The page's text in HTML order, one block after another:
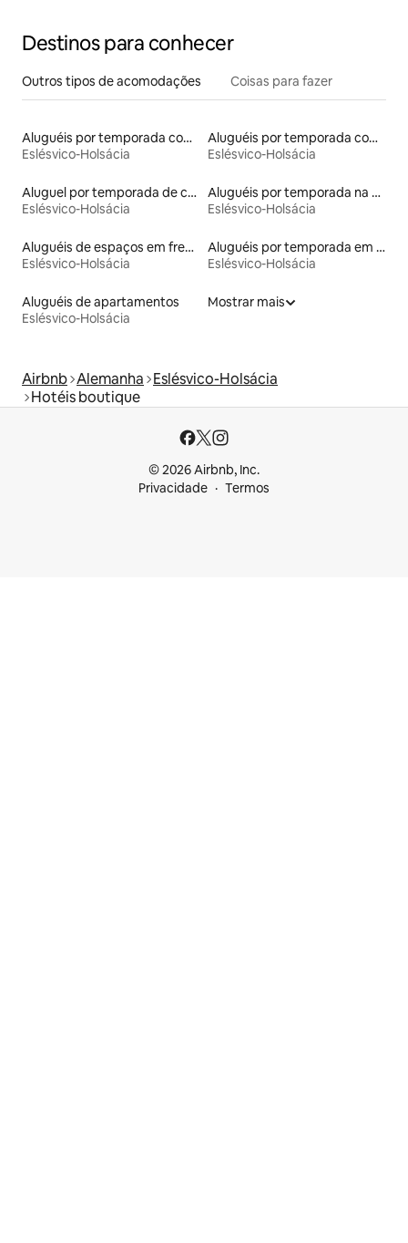
Destinos para conhecer
Outros tipos de acomodações Coisas para fazer
Aluguéis por temporada com cama de altura acessível
Eslésvico-Holsácia
Aluguéis por temporada com caiaque
Eslésvico-Holsácia
Aluguel por temporada de cabanas de pastor
Eslésvico-Holsácia
Aluguéis por temporada na orla
Eslésvico-Holsácia
Aluguéis de espaços em frente à praia
Eslésvico-Holsácia
Aluguéis por temporada em hotéis-fazenda
Eslésvico-Holsácia
Aluguéis de apartamentos
Eslésvico-Holsácia
Mostrar mais
Airbnb Alemanha Eslésvico-Holsácia
Hotéis boutique
© 2026 Airbnb, Inc.
Privacidade
Termos